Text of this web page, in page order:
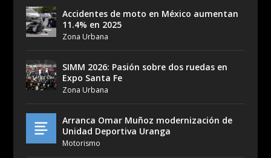
Accidentes de moto en México aumentan
11.4% en 2025
Zona Urbana
SIMM 2026: Pasión sobre dos ruedas en
Expo Santa Fe
Zona Urbana
Arranca Omar Muñoz modernización de
Unidad Deportiva Uranga
Motorismo